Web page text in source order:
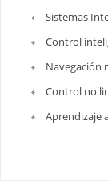
Sistemas
Control
Navegación
Control no
Aprendizaje